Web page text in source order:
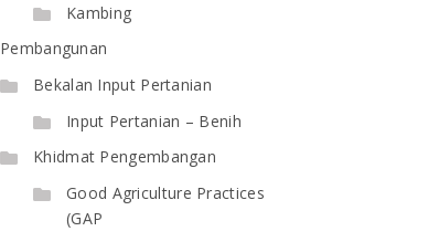
Kambing
Pembangunan
Bekalan Input Pertanian
Input Pertanian – Benih
Khidmat Pengembangan
Good Agriculture Practices
(GAP